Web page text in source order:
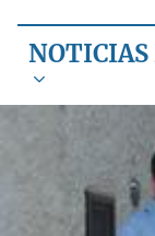
NOTICIAS